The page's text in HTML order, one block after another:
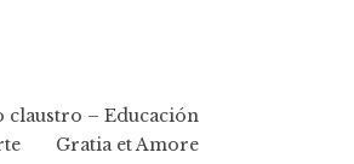
claustro – Educación
Gratia et Amore